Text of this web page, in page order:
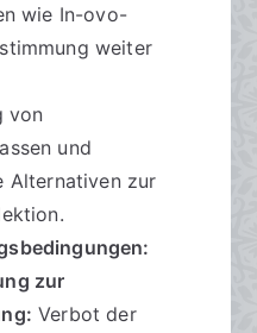
wie In-ovo-
weiter
von
und
Alternativen zur
zur
Verbot der